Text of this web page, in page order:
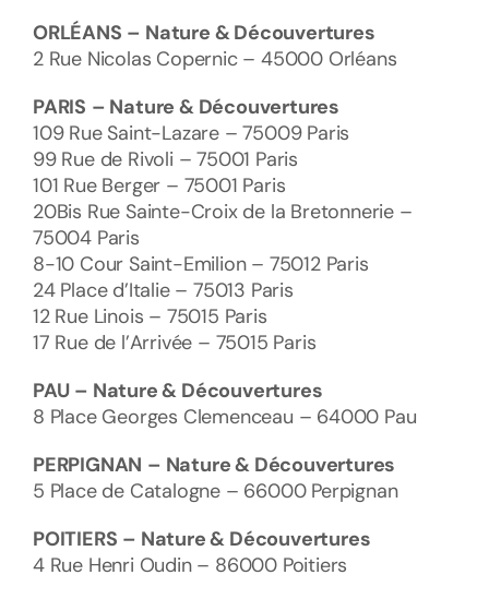
ORLÉANS – Nature & Découvertures
2 Rue Nicolas Copernic – 45000 Orléans
PARIS – Nature & Découvertures
109 Rue Saint-Lazare – 75009 Paris
99 Rue de Rivoli – 75001 Paris
101 Rue Berger – 75001 Paris
20Bis Rue Sainte-Croix de la Bretonnerie –
75004 Paris
8-10 Cour Saint-Emilion – 75012 Paris
24 Place d’Italie – 75013 Paris
12 Rue Linois – 75015 Paris
17 Rue de l’Arrivée – 75015 Paris
PAU – Nature & Découvertures
8 Place Georges Clemenceau – 64000 Pau
PERPIGNAN – Nature & Découvertures
5 Place de Catalogne – 66000 Perpignan
POITIERS – Nature & Découvertures
4 Rue Henri Oudin – 86000 Poitiers